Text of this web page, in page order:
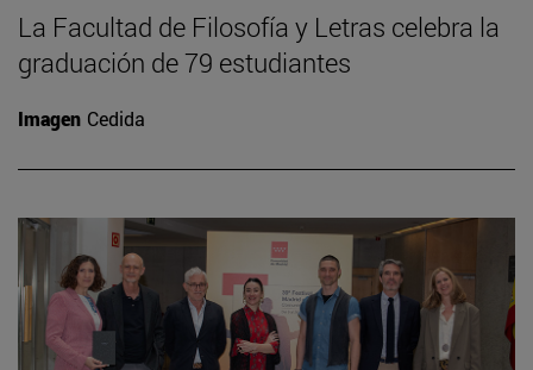
La Facultad de Filosofía y Letras celebra la
graduación de 79 estudiantes
Imagen Cedida